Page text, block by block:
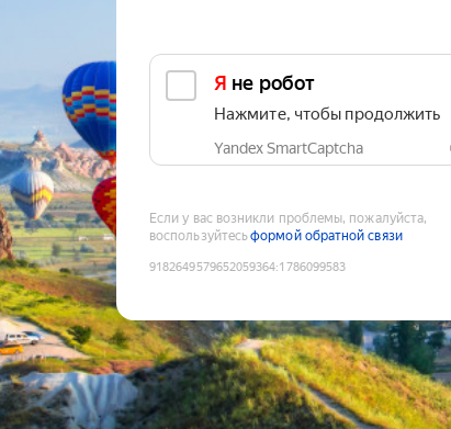
Я не робот
Нажмите, чтобы продолжить
Yandex SmartCaptcha
Если у вас возникли проблемы, пожалуйста,
воспользуйтесьформой обратной связи
9182649579652059364:1786099583